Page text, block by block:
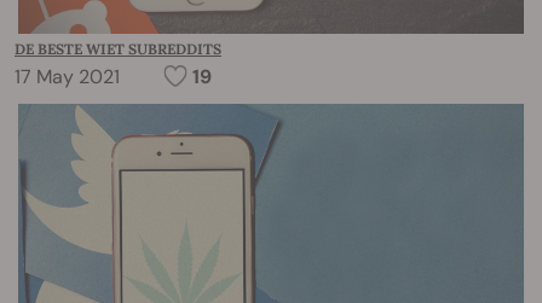
DE BESTE WIET SUBREDDITS
17 May 2021 19